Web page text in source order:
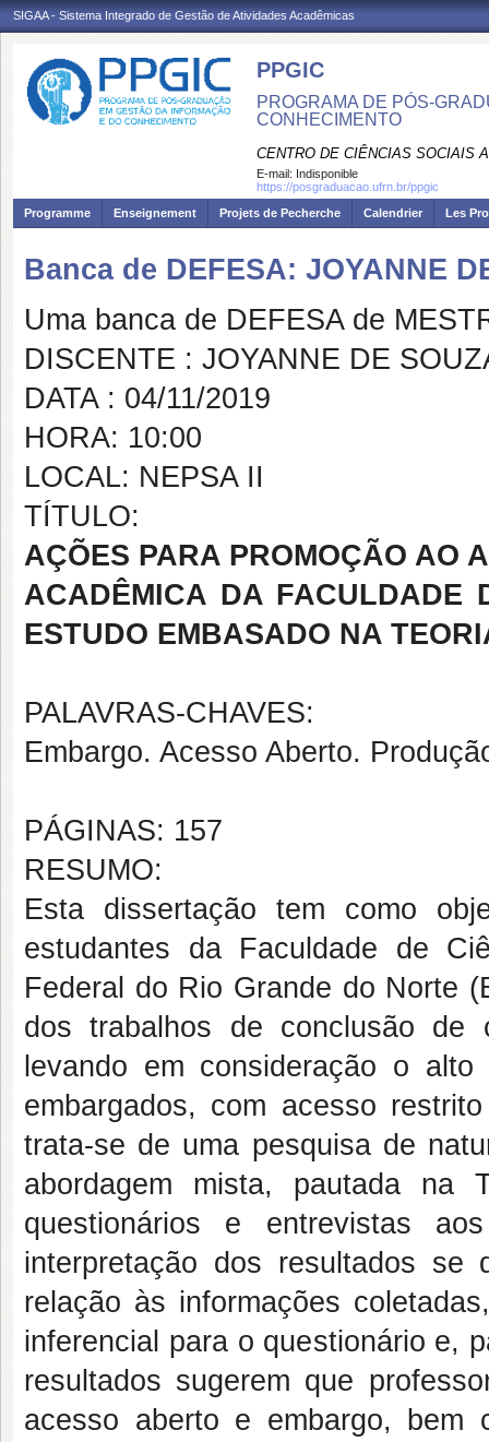
SIGAA - Sistema Integrado de Gestão de Atividades Acadêmicas
PPGIC
PROGRAMA DE PÓS-
CONHECIMENTO
CENTRO DE CIÊNCIAS SOCIAIS
E-mail: Indisponible
https://posgraduacao.ufrn.br/ppgic
Programme
Enseignement Projets de Pecherche Calendrier Les
Banca de DEFESA: JOYANNE
Uma banca de DEFESA de
DISCENTE : JOYANNE DE
DATA : 04/11/2019
HORA: 10:00
LOCAL: NEPSA II
TÍTULO:
AÇÕES PARA PROMOÇÃO AO
ACADÊMICA DA FACULDADE
ESTUDO EMBASADO NA
PALAVRAS-CHAVES:
Embargo. Acesso Aberto.
PÁGINAS: 157
RESUMO:
Esta dissertação tem como
estudantes da Faculdade de
Federal do Rio Grande do Norte
dos trabalhos de conclusão de
levando em consideração o
embargados, com acesso
trata-se de uma pesquisa de
abordagem mista, pautada na
questionários e entrevistas
interpretação dos resultados
relação às informações
inferencial para o questionário e,
resultados sugerem que
acesso aberto e embargo, bem